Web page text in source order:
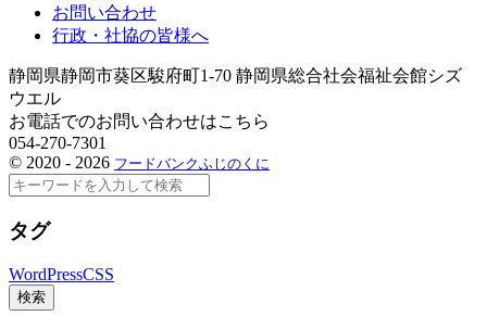
お問い合わせ
行政・社協の皆様へ
静岡県静岡市葵区駿府町1-70 静岡県総合社会福祉会館シズ
ウエル
お電話でのお問い合わせはこちら
054-270-7301
© 2020 - 2026 フードバンクふじのくに
検
タグ
WordPressCSS
検索